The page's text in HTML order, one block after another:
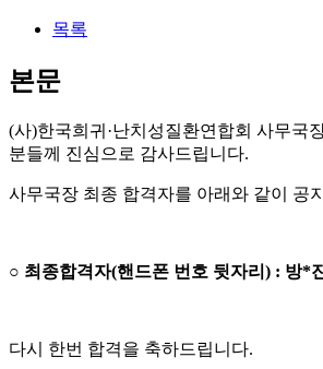
목록
본문
(사)한국희귀·난치성질환연합회 사무국
분들께 진심으로 감사드립니다.
사무국장 최종 합격자를 아래와 같이 공
○ 최종합격자(핸드폰 번호 뒷자리) : 방*
다시 한번 합격을 축하드립니다.